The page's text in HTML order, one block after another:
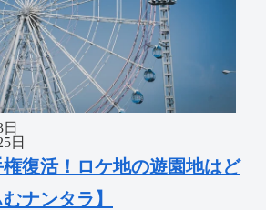
日
復活！ロケ地の遊園地はど
ナンタラ】